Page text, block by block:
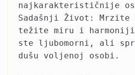
najkarakterističnije
Sadašnji Život:
težite miru i
ste ljubomorni, ali
dušu voljenoj osobi.